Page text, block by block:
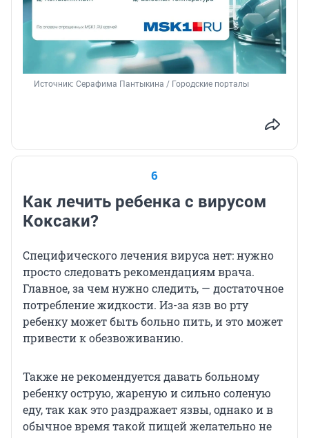
Источник: Серафима Пантыкина / Городские порталы
6
Как лечить ребенка с вирусом
Коксаки?
Специфического лечения вируса нет: нужно
просто следовать рекомендациям врача.
Главное, за чем нужно следить, — достаточное
потребление жидкости. Из-за язв во рту
ребенку может быть больно пить, и это может
привести к обезвоживанию.
Также не рекомендуется давать больному
ребенку острую, жареную и сильно соленую
еду, так как это раздражает язвы, однако и в
обычное время такой пищей желательно не